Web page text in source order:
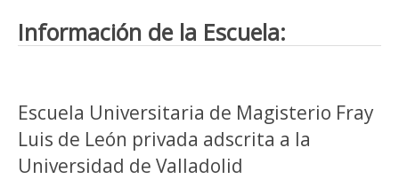
Información de la Escuela:
Escuela Universitaria de Magisterio Fray
Luis de León privada adscrita a la
Universidad de Valladolid